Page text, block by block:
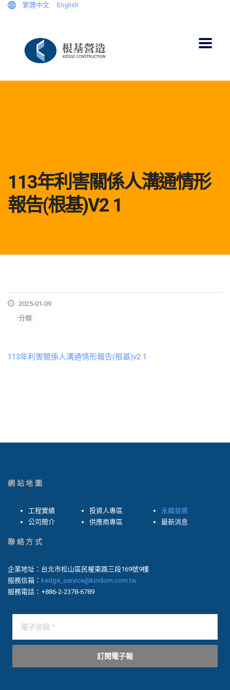
繁體中文 English
113年利害關係人溝通情形
報告(根基)V2 1
2025-01-09
分類 :
113年利害關係人溝通情形報告(根基)v2 1
網站地圖
工程實績
公司簡介
投資人專區
供應商專區
永續發展
最新消息
聯絡方式
企業地址：台北市松山區民權東路三段169號9樓
服務信箱： kedge_service@kindom.com.tw
服務電話：+886-2-2378-6789
訂閱電子報